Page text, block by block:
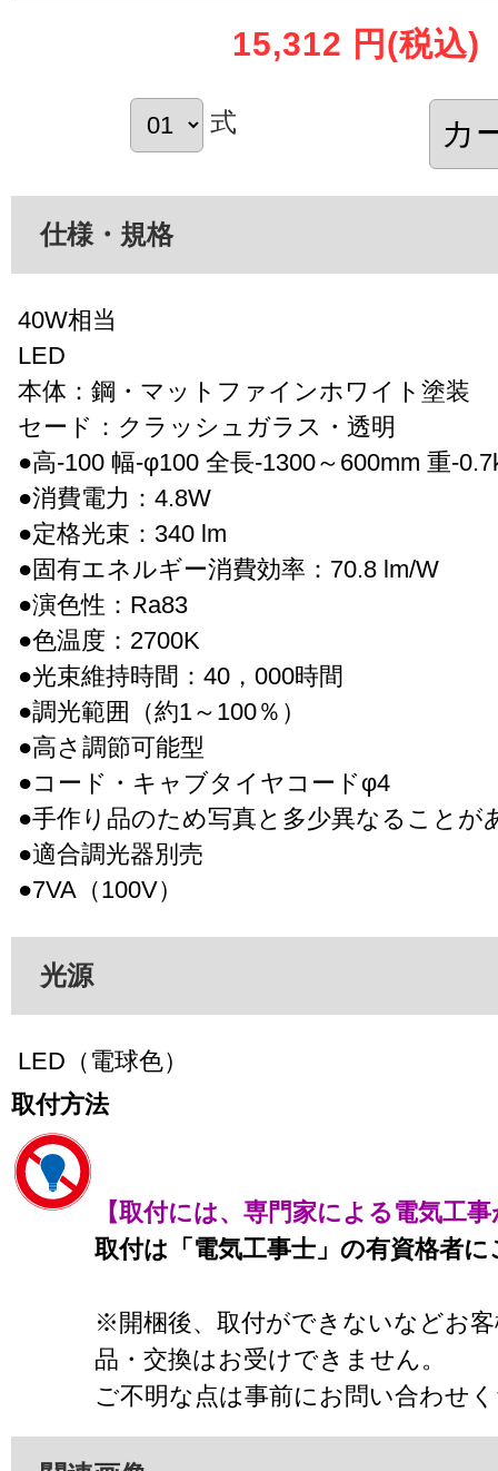
15,312 円 (税込)
式
仕様・規格
40W相当
LED
本体：鋼・マットファインホワイト塗装
セード：クラッシュガラス・透明
●高-100 幅-φ100 全長-1300～600mm 重-
●消費電力：4.8W
●定格光束：340 lm
●固有エネルギー消費効率：70.8 lm/W
●演色性：Ra83
●色温度：2700K
●光束維持時間：40，000時間
●調光範囲（約1～100％）
●高さ調節可能型
●コード・キャブタイヤコードφ4
●手作り品のため写真と多少異なることが
●適合調光器別売
●7VA（100V）
光源
LED（電球色）
取付方法
【取付には、専門家による電気工
取付は「電気工事士」の有資格者
※開梱後、取付ができないなどお
品・交換はお受けできません。
ご不明な点は事前にお問い合わせ